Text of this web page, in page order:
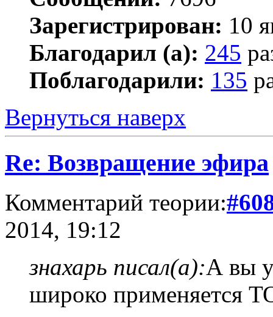
Зарегистрирован: 10
Благодарил (а): 245
Поблагодарили: 135
Вернуться наверх
Re: Возвращение эфира
Комментарий теории:
2014, 19:12
знахарь писал(а):А вы
широко применяется